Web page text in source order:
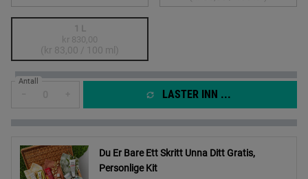
Selected
The product variation is out of stock,
kr 830,00
(kr 83,00 / 100 ml)
, 3 of 3
Antall
LASTER INN ...
Du Er Bare Ett Skritt Unna Ditt Gratis,
Personlige Kit